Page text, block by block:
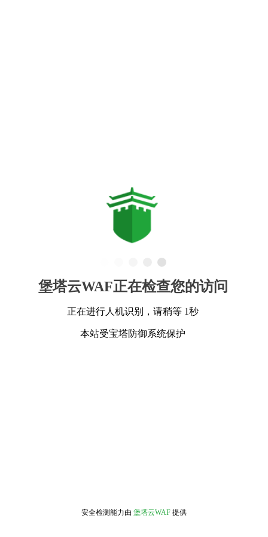
堡塔云WAF正在检查您的访问
正在进行人机识别，请稍等 1秒
本站受宝塔防御系统保护
安全检测能力由 堡塔云WAF 提供